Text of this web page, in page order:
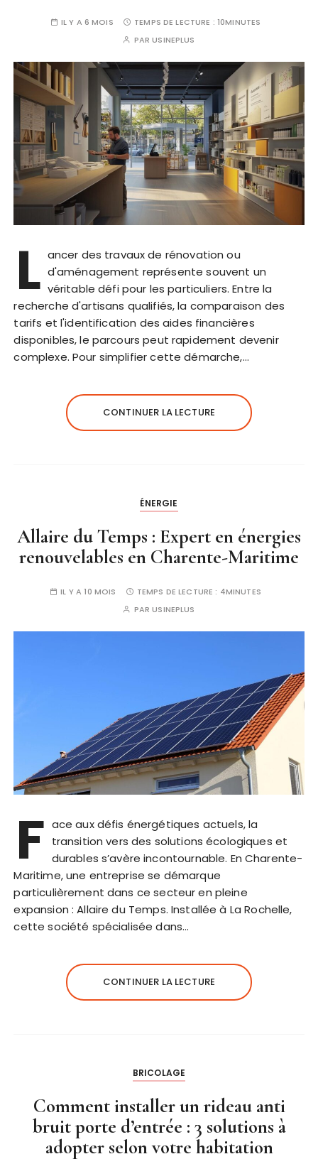
IL Y A 6 MOIS TEMPS DE LECTURE : 10MINUTES
PARUSINEPLUS
L ancer des travaux de rénovation ou
d'aménagement représente souvent un
véritable défi pour les particuliers. Entre la
recherche d'artisans qualifiés, la comparaison des
tarifs et l'identification des aides financières
disponibles, le parcours peut rapidement devenir
complexe. Pour simplifier cette démarche,…
CONTINUER LA LECTURE
ÉNERGIE
Allaire du Temps : Expert en énergies
renouvelables en Charente-Maritime
IL Y A 10 MOIS TEMPS DE LECTURE : 4MINUTES
PARUSINEPLUS
F ace aux défis énergétiques actuels, la
transition vers des solutions écologiques et
durables s’avère incontournable. En Charente-
Maritime, une entreprise se démarque
particulièrement dans ce secteur en pleine
expansion : Allaire du Temps. Installée à La Rochelle,
cette société spécialisée dans…
CONTINUER LA LECTURE
BRICOLAGE
Comment installer un rideau anti
bruit porte d’entrée : 3 solutions à
adopter selon votre habitation